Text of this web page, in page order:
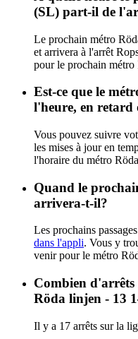
(SL) part-il de
Le prochain métro
et arrivera à l'arrêt
pour le prochain
Est-ce que le
l'heure, en retard
Vous pouvez suivre
les mises à jour en
l'horaire du métro
Quand le
arrivera-t-il?
Les prochains
dans l'appli. Vous y
venir pour le métro
Combien
Röda linjen - 13
Il y a 17 arrêts sur la